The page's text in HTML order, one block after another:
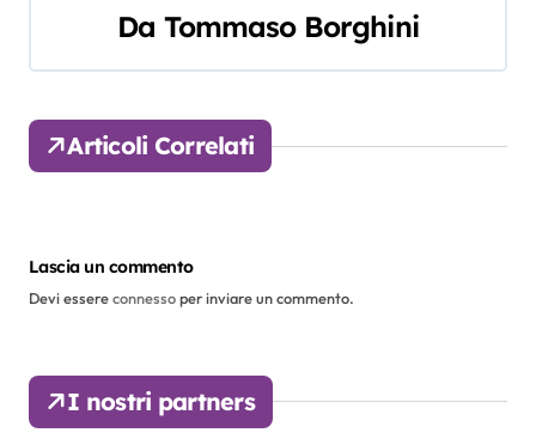
g
a
z
o
n
e
a
Da Tommaso Borghini
Articoli Correlati
Lascia un commento
Devi essereconnessoper inviare un commento.
I nostri partners